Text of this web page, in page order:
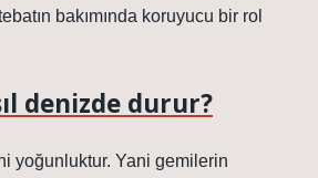
bakımında koruyucu bir rol
denizde durur?
yoğunluktur. Yani gemilerin